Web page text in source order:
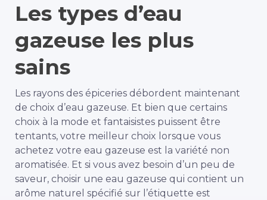
Les types d’eau
gazeuse les plus
sains
Les rayons des épiceries débordent maintenant
de choix d’eau gazeuse. Et bien que certains
choix à la mode et fantaisistes puissent être
tentants, votre meilleur choix lorsque vous
achetez votre eau gazeuse est la variété non
aromatisée. Et si vous avez besoin d’un peu de
saveur, choisir une eau gazeuse qui contient un
arôme naturel spécifié sur l’étiquette est